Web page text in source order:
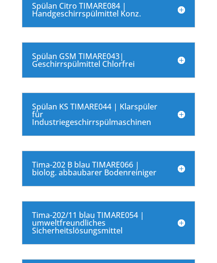
Spülan Citro TIMARE084 |
Handgeschirrspülmittel Konz.
Spülan GSM TIMARE043|
Geschirrspülmittel Chlorfrei
Spülan KS TIMARE044 | Klarspüler
für
Industriegeschirrspülmaschinen
Tima-202 B blau TIMARE066 |
biolog. abbaubarer Bodenreiniger
Tima-202/11 blau TIMARE054 |
umweltfreundliches
Sicherheitslösungsmittel